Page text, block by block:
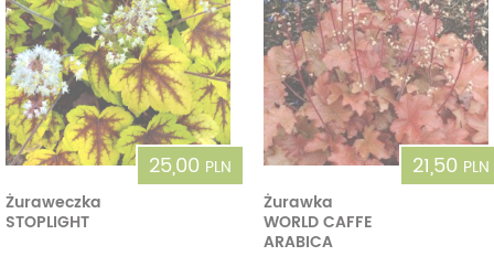
25,00 PLN
Żuraweczka
STOPLIGHT
21,50 PLN
Żurawka
WORLD CAFFE
ARABICA